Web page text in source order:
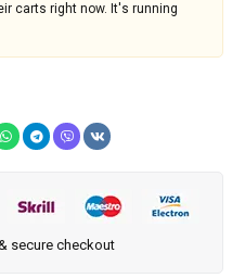
carts right now. It's running
secure checkout